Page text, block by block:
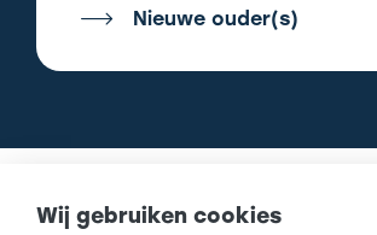
Nieuwe ouder(s)
Wij gebruiken cookies